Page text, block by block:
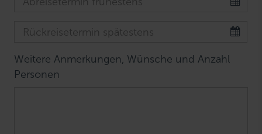
Weitere Anmerkungen, Wünsche und Anzahl
Personen